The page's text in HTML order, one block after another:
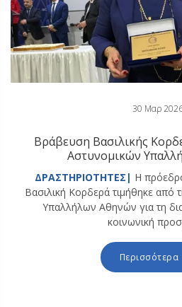
30 Μαρ
Βράβευση Βασιλικής
Αστυνομικών
ΔΡΑΣΤΗΡΙΟΤΗΤΕΣ| Η
Βασιλική Κορδερά τιμήθηκε
Υπαλλήλων Αθηνών για τη
κοινωνική
Περισσότερα